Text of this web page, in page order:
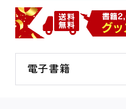
電子書籍